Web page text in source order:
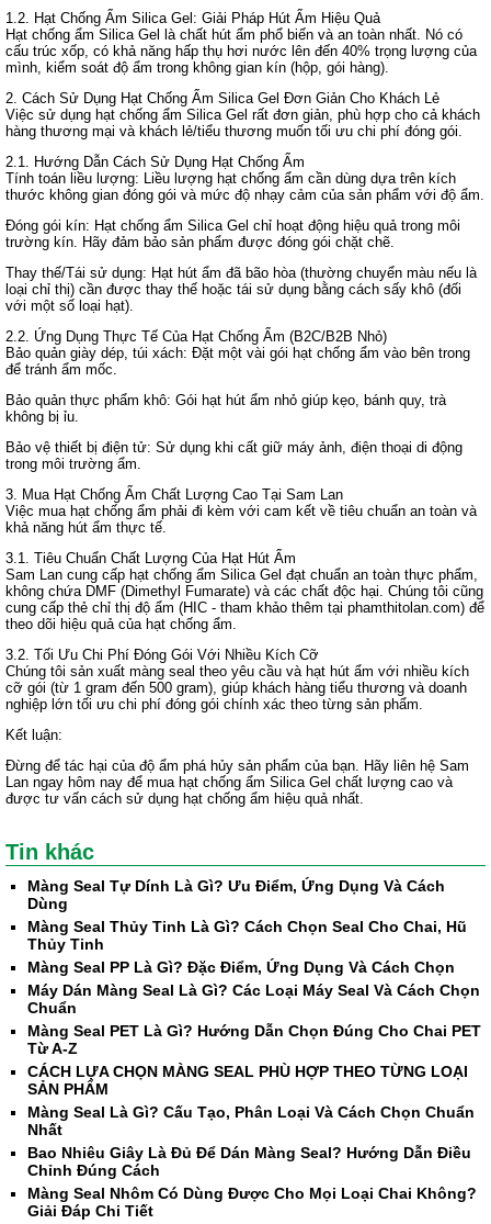
1.2. Hạt Chống Ẩm Silica Gel: Giải Pháp Hút Ẩm Hiệu Quả
Hạt chống ẩm Silica Gel là chất hút ẩm phổ biến và an toàn nhất. Nó có
cấu trúc xốp, có khả năng hấp thụ hơi nước lên đến 40% trọng lượng của
mình, kiểm soát độ ẩm trong không gian kín (hộp, gói hàng).
2. Cách Sử Dụng Hạt Chống Ẩm Silica Gel Đơn Giản Cho Khách Lẻ
Việc sử dụng hạt chống ẩm Silica Gel rất đơn giản, phù hợp cho cả khách
hàng thương mại và khách lẻ/tiểu thương muốn tối ưu chi phí đóng gói.
2.1. Hướng Dẫn Cách Sử Dụng Hạt Chống Ẩm
Tính toán liều lượng: Liều lượng hạt chống ẩm cần dùng dựa trên kích
thước không gian đóng gói và mức độ nhạy cảm của sản phẩm với độ ẩm.
Đóng gói kín: Hạt chống ẩm Silica Gel chỉ hoạt động hiệu quả trong môi
trường kín. Hãy đảm bảo sản phẩm được đóng gói chặt chẽ.
Thay thế/Tái sử dụng: Hạt hút ẩm đã bão hòa (thường chuyển màu nếu là
loại chỉ thị) cần được thay thế hoặc tái sử dụng bằng cách sấy khô (đối
với một số loại hạt).
2.2. Ứng Dụng Thực Tế Của Hạt Chống Ẩm (B2C/B2B Nhỏ)
Bảo quản giày dép, túi xách: Đặt một vài gói hạt chống ẩm vào bên trong
để tránh ẩm mốc.
Bảo quản thực phẩm khô: Gói hạt hút ẩm nhỏ giúp kẹo, bánh quy, trà
không bị ỉu.
Bảo vệ thiết bị điện tử: Sử dụng khi cất giữ máy ảnh, điện thoại di động
trong môi trường ẩm.
3. Mua Hạt Chống Ẩm Chất Lượng Cao Tại Sam Lan
Việc mua hạt chống ẩm phải đi kèm với cam kết về tiêu chuẩn an toàn và
khả năng hút ẩm thực tế.
3.1. Tiêu Chuẩn Chất Lượng Của Hạt Hút Ẩm
Sam Lan cung cấp hạt chống ẩm Silica Gel đạt chuẩn an toàn thực phẩm,
không chứa DMF (Dimethyl Fumarate) và các chất độc hại. Chúng tôi cũng
cung cấp thẻ chỉ thị độ ẩm (HIC - tham khảo thêm tại phamthitolan.com) để
theo dõi hiệu quả của hạt chống ẩm.
3.2. Tối Ưu Chi Phí Đóng Gói Với Nhiều Kích Cỡ
Chúng tôi sản xuất màng seal theo yêu cầu và hạt hút ẩm với nhiều kích
cỡ gói (từ 1 gram đến 500 gram), giúp khách hàng tiểu thương và doanh
nghiệp lớn tối ưu chi phí đóng gói chính xác theo từng sản phẩm.
Kết luận:
Đừng để tác hại của độ ẩm phá hủy sản phẩm của bạn. Hãy liên hệ Sam
Lan ngay hôm nay để mua hạt chống ẩm Silica Gel chất lượng cao và
được tư vấn cách sử dụng hạt chống ẩm hiệu quả nhất.
Tin khác
Màng Seal Tự Dính Là Gì? Ưu Điểm, Ứng Dụng Và Cách
Dùng
Màng Seal Thủy Tinh Là Gì? Cách Chọn Seal Cho Chai, Hũ
Thủy Tinh
Màng Seal PP Là Gì? Đặc Điểm, Ứng Dụng Và Cách Chọn
Máy Dán Màng Seal Là Gì? Các Loại Máy Seal Và Cách Chọn
Chuẩn
Màng Seal PET Là Gì? Hướng Dẫn Chọn Đúng Cho Chai PET
Từ A-Z
CÁCH LỰA CHỌN MÀNG SEAL PHÙ HỢP THEO TỪNG LOẠI
SẢN PHẨM
Màng Seal Là Gì? Cấu Tạo, Phân Loại Và Cách Chọn Chuẩn
Nhất
Bao Nhiêu Giây Là Đủ Để Dán Màng Seal? Hướng Dẫn Điều
Chỉnh Đúng Cách
Màng Seal Nhôm Có Dùng Được Cho Mọi Loại Chai Không?
Giải Đáp Chi Tiết